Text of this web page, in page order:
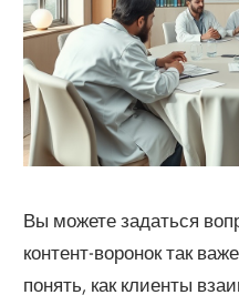
Вы можете задаться
контент-воронок так
понять, как клиенты